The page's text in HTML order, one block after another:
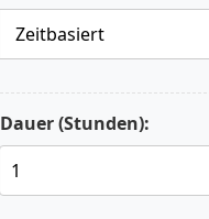
Dauer (Stunden):